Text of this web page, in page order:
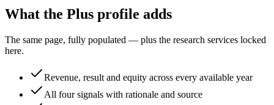
What the Plus profile adds
The same page, fully populated — plus the research services locked
here.
Revenue, result and equity across every available year
All four signals with rationale and source